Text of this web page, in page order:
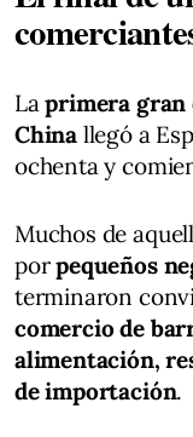
Laprimera gran
China llegó a
ochenta y
Muchos de
porpequeños
terminaron
comercio de
alimentación,
de importación.